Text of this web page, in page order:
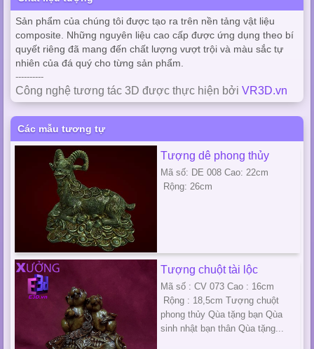
Sản phẩm của chúng tôi được tạo ra trên nền tảng vật liệu
composite. Những nguyên liệu cao cấp được ứng dụng theo bí
quyết riêng đã mang đến chất lượng vượt trội và màu sắc tự
nhiên của đá quý cho từng sản phẩm.
----------
Công nghệ tương tác 3D được thực hiện bởi VR3D.vn
Các mẫu tương tự
Tượng dê phong thủy
Mã số: DE 008 Cao: 22cm
Rộng: 26cm
Tượng chuột tài lộc
Mã số : CV 073 Cao : 16cm
Rộng : 18,5cm Tượng chuột
phong thủy Qùa tặng bạn Qùa
sinh nhật bạn thân Qùa tặng...